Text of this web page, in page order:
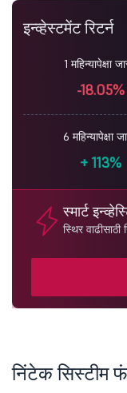
इन्व्हेस्टमेंट रिटर्न
1 महिन्यापेक्षा
-18.05%
6 महिन्यापेक्षा
+ 113%
स्मार्ट
स्थिर
निंटेक सिस्टीम